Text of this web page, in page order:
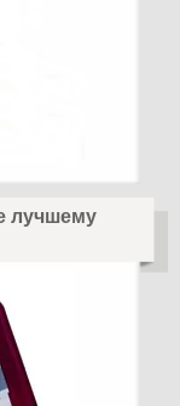
лучшему